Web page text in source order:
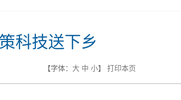
科技送下乡
【字体： 大 中 小】 打印本页